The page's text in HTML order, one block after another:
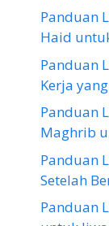
Panduan
Haid
Panduan
Kerja
Panduan
Maghrib
Panduan
Setelah
Panduan